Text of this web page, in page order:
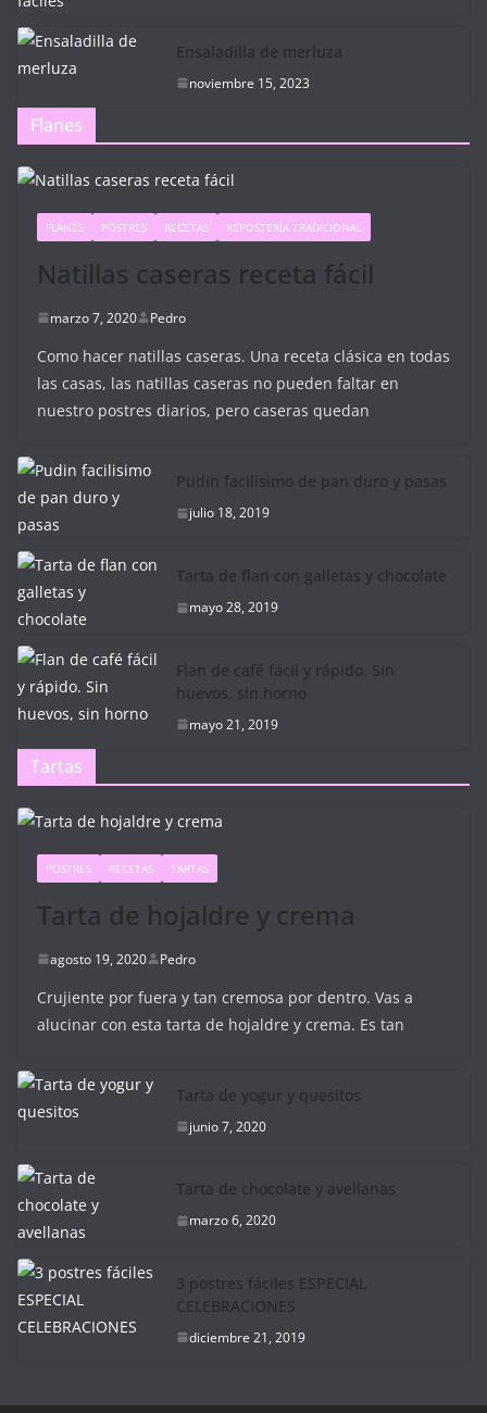
Ensaladilla de merluza
noviembre 15, 2023
Flanes
FLANES POSTRES RECETAS REPOSTERÍA TRADICIONAL
Natillas caseras receta fácil
marzo 7, 2020 Pedro
Como hacer natillas caseras. Una receta clásica en todas
las casas, las natillas caseras no pueden faltar en
nuestro postres diarios, pero caseras quedan
Pudin facilisimo de pan duro y pasas
julio 18, 2019
Tarta de flan con galletas y chocolate
mayo 28, 2019
Flan de café fácil y rápido. Sin
huevos, sin horno
mayo 21, 2019
Tartas
POSTRES RECETAS TARTAS
Tarta de hojaldre y crema
agosto 19, 2020 Pedro
Crujiente por fuera y tan cremosa por dentro. Vas a
alucinar con esta tarta de hojaldre y crema. Es tan
Tarta de yogur y quesitos
junio 7, 2020
Tarta de chocolate y avellanas
marzo 6, 2020
3 postres fáciles ESPECIAL
CELEBRACIONES
diciembre 21, 2019